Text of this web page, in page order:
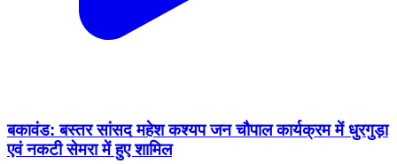
बकावंड: बस्तर सांसद महेश कश्यप जन चौपाल कार्यक्रम में धुरगुड़ा
एवं नकटी सेमरा में हुए शामिल